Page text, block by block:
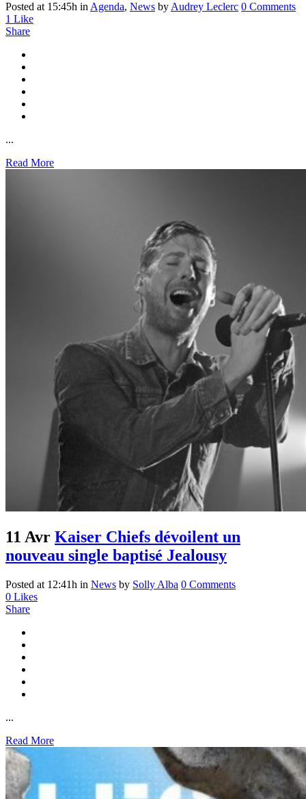
Posted at 15:45h in Agenda, News by Audrey Leclerc 0 Comments
1 Like
Share
...
Read More
11 Avr Kaiser Chiefs dévoilent un
nouveau single baptisé Jealousy
Posted at 12:41h in News by Solly Alba 0 Comments
0 Likes
Share
...
Read More